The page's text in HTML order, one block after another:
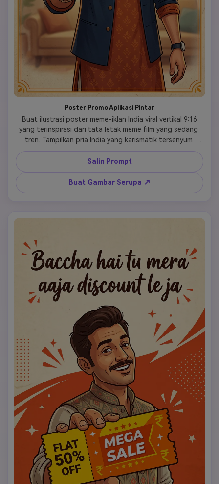
Poster Promo Aplikasi Pintar
Buat ilustrasi poster meme-iklan India viral vertikal 9:16
yang terinspirasi dari tata letak meme film yang sedang
tren. Tampilkan pria India yang karismatik tersenyum
percaya diri dan menyerahkan smartphone dengan
dashboard aplikasi modern yang cerah ke arah penonton.
Gunakan tekstur kertas krem, aksen warna kunyit dan
oranye, bayangan lembut, seni poster semi-kartun yang
halus, penempatan judul tulisan tangan yang kuat.
Salin Prompt
Buat Gambar Serupa ↗